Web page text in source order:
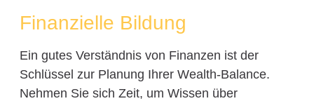
Finanzielle Bildung
Ein gutes Verständnis von Finanzen ist der
Schlüssel zur Planung Ihrer Wealth-Balance.
Nehmen Sie sich Zeit, um Wissen über